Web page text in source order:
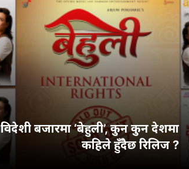
विदेशी बजारमा ‘बेहुली’, कुन कुन देशमा
कहिले हुँदैछ रिलिज ?